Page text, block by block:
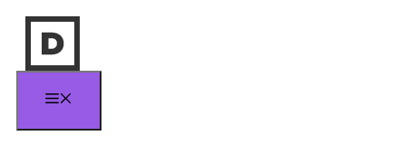
Skip
content